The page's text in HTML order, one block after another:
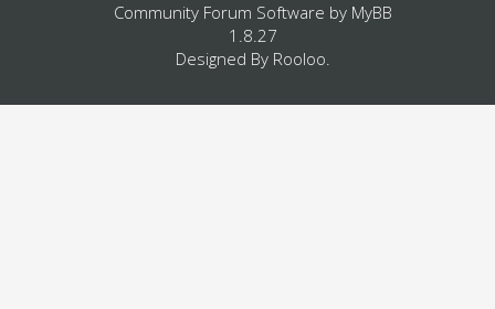
Community Forum Software by MyBB
1.8.27
Designed By Rooloo.